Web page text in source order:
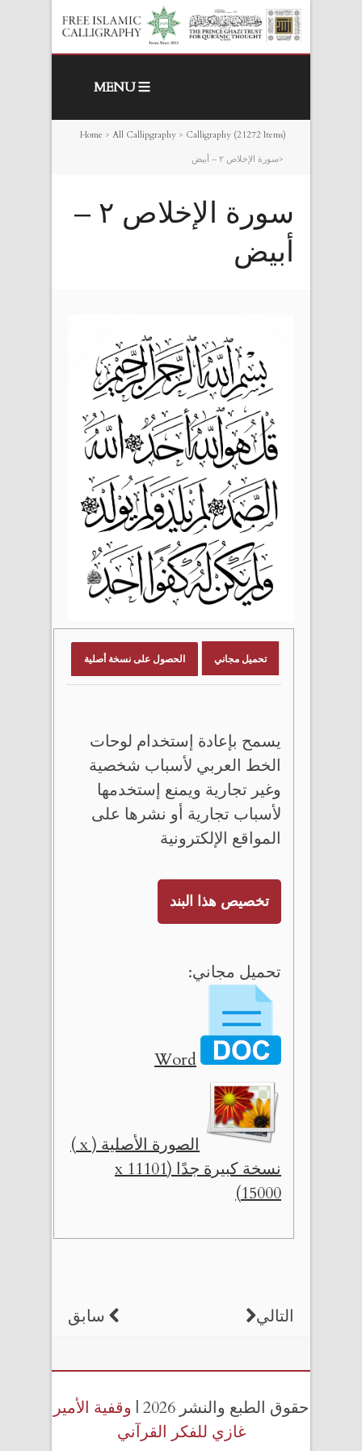
MENU
Home > All Callipgraphy > Calligraphy (21272 Items)
>
‎سورة الإخلاص ٢ –
أبيض
تحميل مجاني الحصول على نسخة أصلية
يسمح بإعادة إستخدام لوحات
الخط العربي لأسباب شخصية
وغير تجارية ويمنع إستخدمها
لأسباب تجارية أو نشرها على
المواقع الإلكترونية
تخصيص هذا البند
تحميل مجاني:
Word
الصورة الأصلية ( x )
نسخة كبيرة جدًا (11101 x
15000)
سابق التالي
حقوق الطبع والنشر 2026 |
وقفية الأمير
غازي للفكر القرآني